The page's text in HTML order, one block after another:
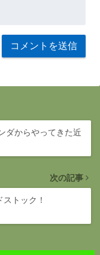
ダからやってきた近
次の記事
ストック！